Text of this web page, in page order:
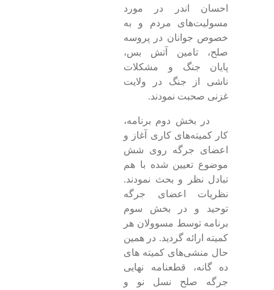
احسان اندر در مورد
مسولیت‌های مردم و به
خصوص جوانان در پروسه
صلح، تامین آتش بس،
پایان جنگ و مشکلات
ناشی از جنگ‌ در ولایت
غزنی صحبت نمودند.
در بخش دوم برنامه،
کار کمیته‌های کاری آغاز و
اعضای جرگه روی شش
موضوع تعیین شده با هم
تبادل نظر و بحث نمودند.
نظریات اعضای جرگه
توحید و در بخش سوم
برنامه توسط مسوولان هر
کمیته ارائه گردید. در همین
حال منشی‌های کمیته های
ده گانه، قطعنامه نهایی
جرگه صلح نسل نو و